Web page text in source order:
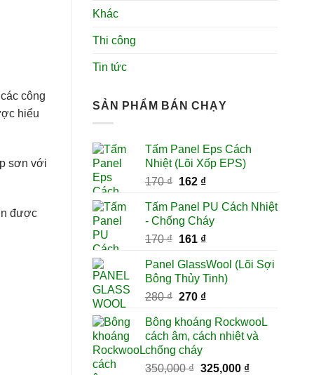
công
hiểu
sơn với
được
Khác
Thi công
Tin tức
SẢN PHẨM BÁN CHẠY
Tấm Panel Eps Cách
Nhiệt (Lõi Xốp EPS)
170₫ Giá
là:
170 ₫.
162 ₫Giá
tại
là:
162 ₫.
Tấm Panel PU Cách Nhiệt
- Chống Cháy
170₫ Giá
là:
170 ₫.
161 ₫Giá
tại
là:
161 ₫.
Panel GlassWool (Lõi Sợi
Bông Thủy Tinh)
280₫ Giá
là:
280 ₫.
270 ₫Giá
tại
là:
Bông khoáng RockwooL
cách âm, cách nhiệt và
chống cháy
350,000₫ Giá
325,000 ₫Giá